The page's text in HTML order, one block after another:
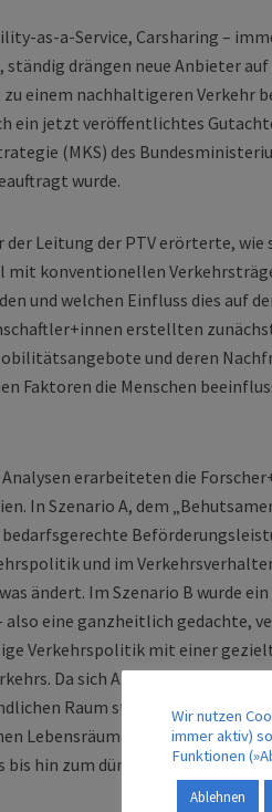
as-a-Service, Carsharing –
ständig drängen neue Anbieter
zu einem nachhaltigeren Verkehr
ein jetzt veröffentlichtes
(MKS) des
wurde.
der Leitung der PTV erörterte,
mit konventionellen
und welchen Einfluss dies auf
erstellten
und deren
Faktoren die Menschen
erarbeiteten die
In Szenario A, dem
bedarfsgerechte
und im
ändert. Im Szenario B wurde
also eine ganzheitlich gedachte,
Verkehrspolitik mit einer
Da sich
Raum stark
Lebensräume: Von der
bis hin zum dünn besiedelten
Wir nutzen
immer aktiv)
Funktionen
Ablehnen